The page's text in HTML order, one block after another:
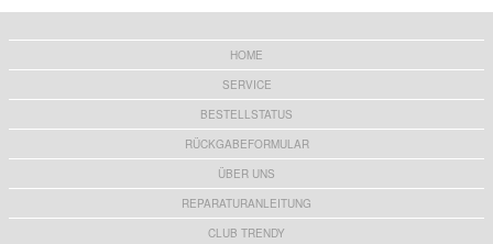
HOME
SERVICE
BESTELLSTATUS
RÜCKGABEFORMULAR
ÜBER UNS
REPARATURANLEITUNG
CLUB TRENDY